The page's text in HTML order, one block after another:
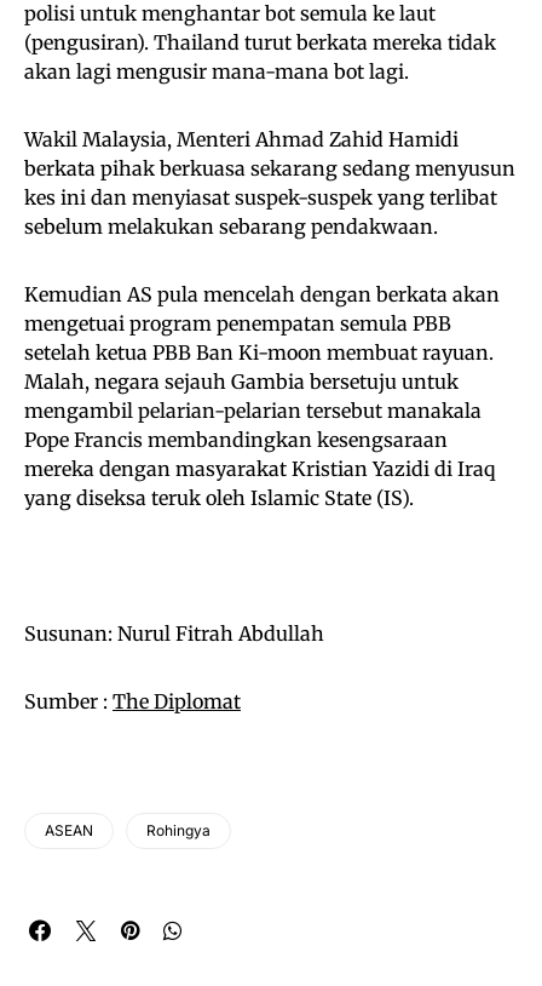
polisi untuk menghantar bot semula ke laut
(pengusiran). Thailand turut berkata mereka tidak
akan lagi mengusir mana-mana bot lagi.
Wakil Malaysia, Menteri Ahmad Zahid Hamidi
berkata pihak berkuasa sekarang sedang menyusun
kes ini dan menyiasat suspek-suspek yang terlibat
sebelum melakukan sebarang pendakwaan.
Kemudian AS pula mencelah dengan berkata akan
mengetuai program penempatan semula PBB
setelah ketua PBB Ban Ki-moon membuat rayuan.
Malah, negara sejauh Gambia bersetuju untuk
mengambil pelarian-pelarian tersebut manakala
Pope Francis membandingkan kesengsaraan
mereka dengan masyarakat Kristian Yazidi di Iraq
yang diseksa teruk oleh Islamic State (IS).
Susunan: Nurul Fitrah Abdullah
Sumber : The Diplomat
ASEAN Rohingya